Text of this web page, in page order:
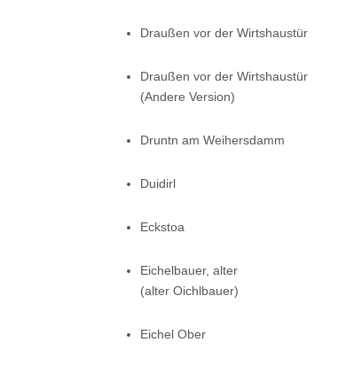
Draußen vor der Wirtshaustür
Draußen vor der Wirtshaustür
(Andere Version)
Druntn am Weihersdamm
Duidirl
Eckstoa
Eichelbauer, alter
(alter Oichlbauer)
Eichel Ober